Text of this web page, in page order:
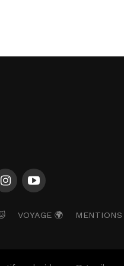
VOYAGE 🌍